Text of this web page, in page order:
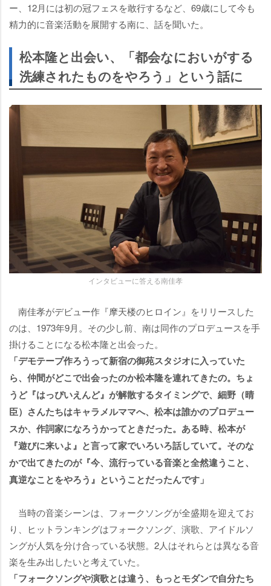
ー、12月には初の冠フェスを敢行するなど、69歳にして今も
精力的に音楽活動を展開する南に、話を聞いた。
松本隆と出会い、「都会なにおいがする
洗練されたものをやろう」という話に
インタビューに答える南佳孝
南佳孝がデビュー作『摩天楼のヒロイン』をリリースした
のは、1973年9月。その少し前、南は同作のプロデュースを手
掛けることになる松本隆と出会った。
「デモテープ作ろうって新宿の御苑スタジオに入っていた
ら、仲間がどこで出会ったのか松本隆を連れてきたの。ちょ
うど『はっぴいえんど』が解散するタイミングで、細野（晴
臣）さんたちはキャラメルママへ、松本は誰かのプロデュー
スか、作詞家になろうかってときだった。ある時、松本が
『遊びに来いよ』と言って家でいろいろ話していて。そのな
かで出てきたのが『今、流行っている音楽と全然違うこと、
真逆なことをやろう』ということだったんです」
当時の音楽シーンは、フォークソングが全盛期を迎えてお
り、ヒットランキングはフォークソング、演歌、アイドルソ
ングが人気を分け合っている状態。2人はそれらとは異なる音
楽を生み出したいと考えていた。
「フォークソングや演歌とは違う、もっとモダンで自分たち